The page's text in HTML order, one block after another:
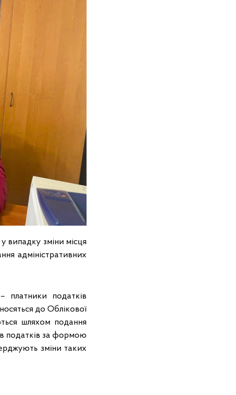
випадку зміни місця
адміністративних
платники податків
до Облікової
шляхом подання
податків за формою
зміни таких